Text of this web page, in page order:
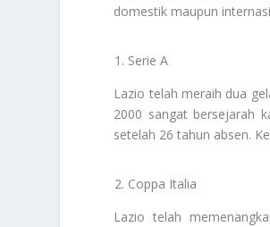
domestik maupun
Serie A
Lazio telah meraih dua
2000 sangat bersejarah
setelah 26 tahun absen.
Coppa Italia
Lazio telah